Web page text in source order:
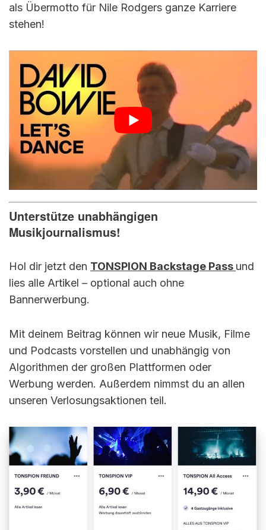
als Übermotto für Nile Rodgers ganze Karriere
stehen!
Unterstütze unabhängigen
Musikjournalismus!
Hol dir jetzt den TONSPION Backstage Pass und
lies alle Artikel – optional auch ohne
Bannerwerbung.
Mit deinem Beitrag können wir neue Musik, Filme
und Podcasts vorstellen und unabhängig von
Algorithmen der großen Plattformen oder
Werbung werden. Außerdem nimmst du an allen
unseren Verlosungsaktionen teil.